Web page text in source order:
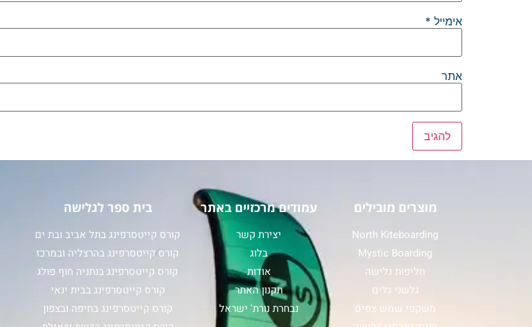
אימייל *
אתר
מוצרים מובילים
North Kiteboarding
Mystic Boarding
חליפות גלישה
גלשני גלים
משקפי שמש צפים
עמודים מרכזיים באתר
יצירת קשר
בלוג
אודות
תקנון האתר
נבחרת נורת' ישראל
בית ספר לגלישה
קורס קייטסרפינג בתל אביב ובת ים
קורס קייטסרפינג בהרצליה ובמרכז
קורס קייטסרפינג בנתניה חוף פולג
קורס קייטסרפינג בבית ינאי
קורס קייטסרפינג בחיפה ובצפון